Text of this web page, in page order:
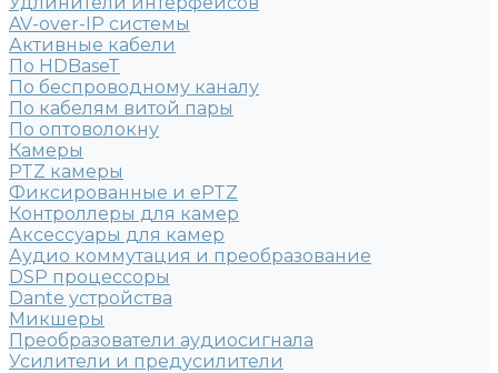
AV-over-IP системы
Активные кабели
По HDBaseT
По беспроводному каналу
По кабелям витой пары
По оптоволокну
Камеры
PTZ камеры
Фиксированные и ePTZ
Контроллеры для камер
Аксессуары для камер
Аудио коммутация и преобразование
DSP процессоры
Dante устройства
Микшеры
Преобразователи аудиосигнала
Усилители и предусилители